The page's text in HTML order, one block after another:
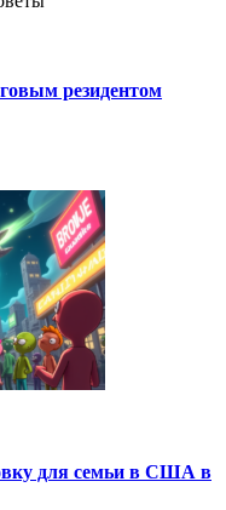
резидентом
для семьи в США в